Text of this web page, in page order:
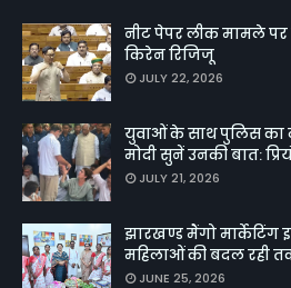
नीट पेपर लीक मामले पर
किरेन रिजिजू
JULY 22, 2026
युवाओं के साथ पुलिस का
मोदी सुनें उनकी बात:
JULY 21, 2026
झारखण्ड मैंगो मार्केटिंग
महिलाओं की बदल रही
JUNE 25, 2026